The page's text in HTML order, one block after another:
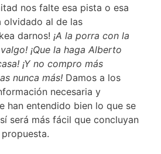
nos falte esa pista o esa
olvidado al de las
darnos! ¡A la porra con la
¡Que la haga Alberto
¡Y no compro más
nunca más! Damos a los
necesaria y
han entendido bien lo que se
será más fácil que concluyan